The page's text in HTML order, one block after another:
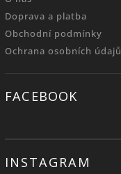
Doprava a platba
Obchodní podmínky
Ochrana osobních údajů
FACEBOOK
INSTAGRAM